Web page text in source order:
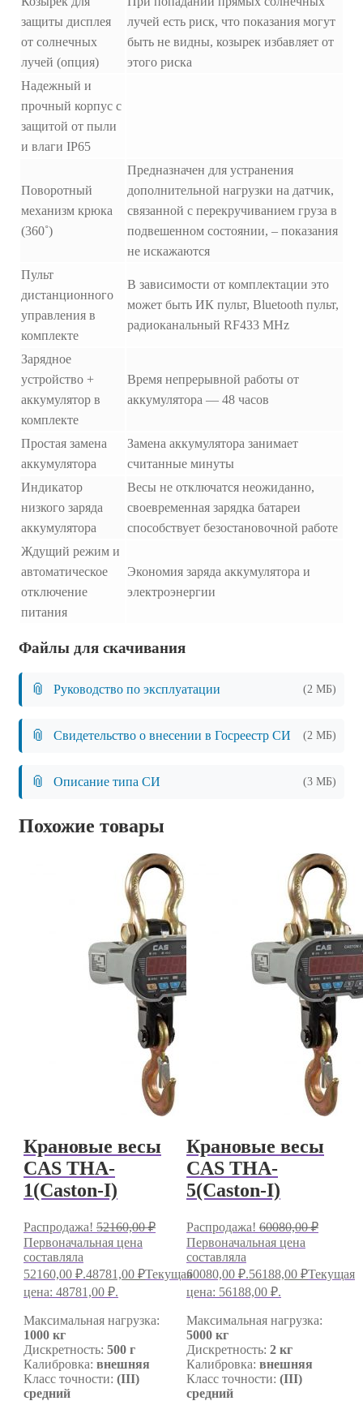
защиты дисплея
от солнечных
лучей (опция)
лучей есть риск, что показания могут
быть не видны, козырек избавляет от
этого риска
Надежный и
прочный корпус с
защитой от пыли
и влаги IP65
Поворотный
механизм крюка
(360˚)
Предназначен для устранения
дополнительной нагрузки на датчик,
связанной с перекручиванием груза в
подвешенном состоянии, – показания
не искажаются
Пульт
дистанционного
управления в
комплекте
В зависимости от комплектации это
может быть ИК пульт, Bluetooth пульт,
радиоканальный RF433 MHz
Зарядное
устройство +
аккумулятор в
комплекте
Время непрерывной работы от
аккумулятора — 48 часов
Простая замена
аккумулятора
Замена аккумулятора занимает
считанные минуты
Индикатор
низкого заряда
аккумулятора
Весы не отключатся неожиданно,
своевременная зарядка батареи
способствует безостановочной работе
Ждущий режим и
автоматическое
отключение
питания
Экономия заряда аккумулятора и
электроэнергии
Файлы для скачивания
📎 Руководство по эксплуатации (2 МБ)
📎 Свидетельство о внесении в Госреестр СИ (2 МБ)
📎 Описание типа СИ (3 МБ)
Похожие товары
Крановые весы
CAS THA-
1(Caston-I)
Распродажа! 52160,00₽
Первоначальная цена
составляла
52160,00 ₽.48781,00 ₽Текущая
цена: 48781,00 ₽.
Максимальная нагрузка:
1000 кг
Дискретность: 500 г
Калибровка: внешняя
Класс точности: (III)
средний
Крановые весы
CAS THA-
5(Caston-I)
Распродажа! 60080,00₽
Первоначальная цена
составляла
60080,00 ₽.56188,00 ₽Текущая
цена: 56188,00 ₽.
Максимальная нагрузка:
5000 кг
Дискретность: 2 кг
Калибровка: внешняя
Класс точности: (III)
средний